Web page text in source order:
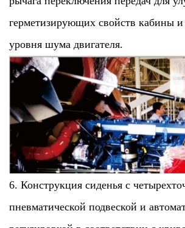
герметизирующих свойств кабины
уровня шума двигателя.
6. Конструкция сиденья с
пневматической подвеской и